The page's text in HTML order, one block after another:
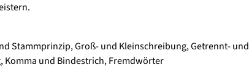
Stammprinzip, Groß- und Kleinschreibung, Getrennt- und
und Bindestrich, Fremdwörter